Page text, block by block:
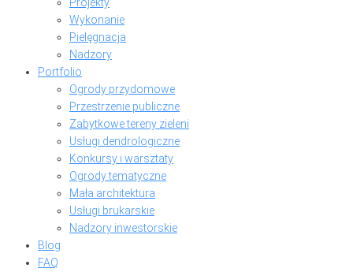
Wykonanie
Pielęgnacja
Nadzory
Portfolio
Ogrody przydomowe
Przestrzenie publiczne
Zabytkowe tereny zieleni
Usługi dendrologiczne
Konkursy i warsztaty
Ogrody tematyczne
Mała architektura
Usługi brukarskie
Nadzory inwestorskie
Blog
FAQ